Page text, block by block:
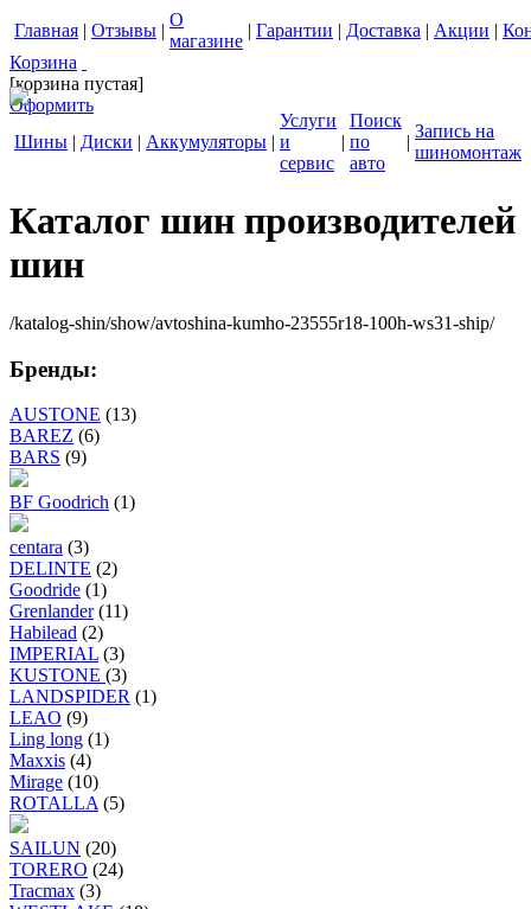
Главная | Отзывы |
О
магазине
| Гарантии | Доставка | Акции |
Корзина
[корзина пустая]
Оформить
Шины | Диски | Аккумуляторы |
Услуги
и
сервис
|
Поиск
по
авто
|
Запись на
шиномонтаж
Каталог шин производителей
шин
/katalog-shin/show/avtoshina-kumho-23555r18-100h-ws31-ship/
Бренды:
AUSTONE (13)
BAREZ (6)
BARS (9)
BF Goodrich (1)
centara (3)
DELINTE (2)
Goodride (1)
Grenlander (11)
Habilead (2)
IMPERIAL (3)
KUSTONE (3)
LANDSPIDER (1)
LEAO (9)
Ling long (1)
Maxxis (4)
Mirage (10)
ROTALLA (5)
SAILUN (20)
TORERO (24)
Tracmax (3)